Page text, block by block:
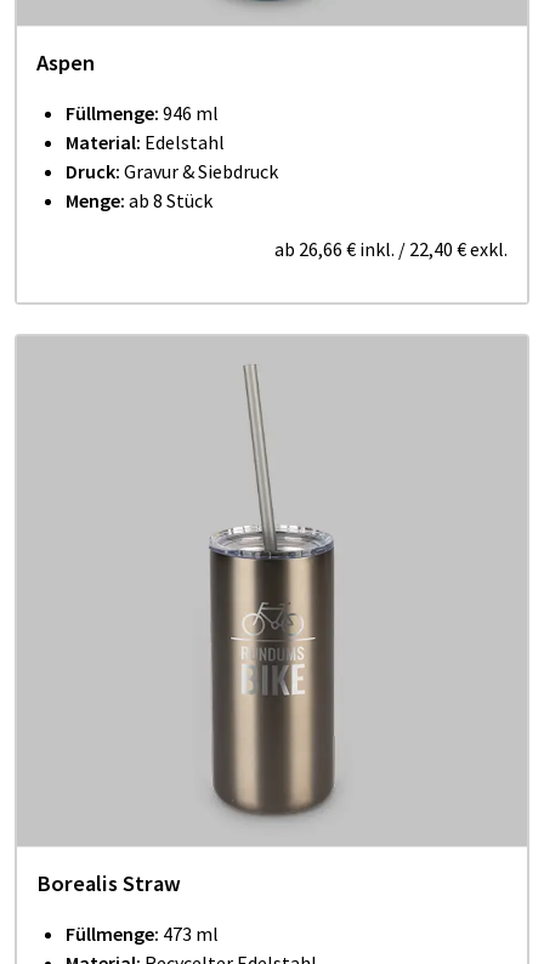
Aspen
Füllmenge: 946 ml
Material: Edelstahl
Druck: Gravur & Siebdruck
Menge: ab 8 Stück
ab 26,66 € inkl. / 22,40 €exkl.
Borealis Straw
Füllmenge: 473 ml